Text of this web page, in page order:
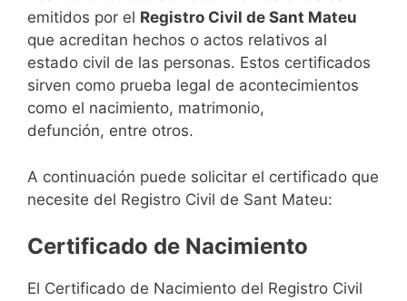
emitidos por el Registro Civil de Sant Mateu
que acreditan hechos o actos relativos al
estado civil de las personas. Estos certificados
sirven como prueba legal de acontecimientos
como el nacimiento, matrimonio,
defunción, entre otros.
A continuación puede solicitar el certificado que
necesite del Registro Civil de Sant Mateu:
Certificado de Nacimiento
El Certificado de Nacimiento del Registro Civil